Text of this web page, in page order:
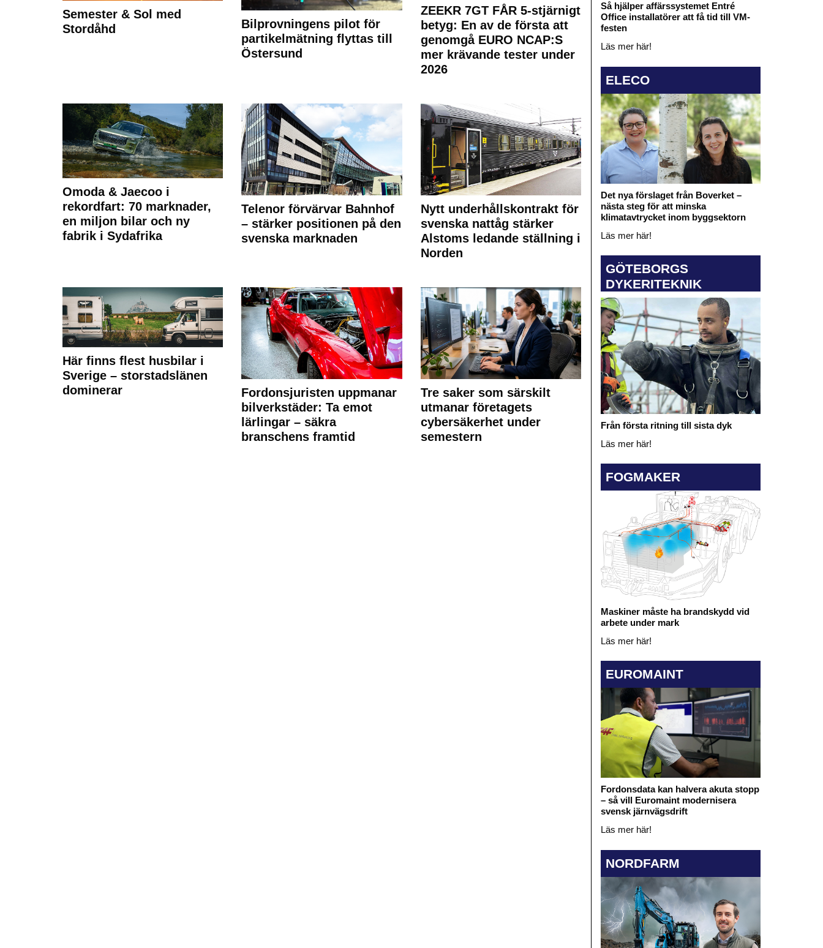
Semester & Sol med
Stordåhd
Bilprovningens pilot för
partikelmätning flyttas till
Östersund
ZEEKR 7GT FÅR 5-stjärnigt
betyg: En av de första att
genomgå EURO NCAP:S
mer krävande tester under
2026
Omoda & Jaecoo i
rekordfart: 70 marknader,
en miljon bilar och ny
fabrik i Sydafrika
Telenor förvärvar Bahnhof
– stärker positionen på den
svenska marknaden
Nytt underhållskontrakt för
svenska nattåg stärker
Alstoms ledande ställning i
Norden
Här finns flest husbilar i
Sverige – storstadslänen
dominerar
Fordonsjuristen uppmanar
bilverkstäder: Ta emot
lärlingar – säkra
branschens framtid
Tre saker som särskilt
utmanar företagets
cybersäkerhet under
semestern
Så hjälper affärssystemet Entré
Office installatörer att få tid till VM-
festen
Läs mer här!
ELECO
Det nya förslaget från Boverket –
nästa steg för att minska
klimatavtrycket inom byggsektorn
Läs mer här!
GÖTEBORGS
DYKERITEKNIK
Från första ritning till sista dyk
Läs mer här!
FOGMAKER
Maskiner måste ha brandskydd vid
arbete under mark
Läs mer här!
EUROMAINT
Fordonsdata kan halvera akuta stopp
– så vill Euromaint modernisera
svensk järnvägsdrift
Läs mer här!
NORDFARM